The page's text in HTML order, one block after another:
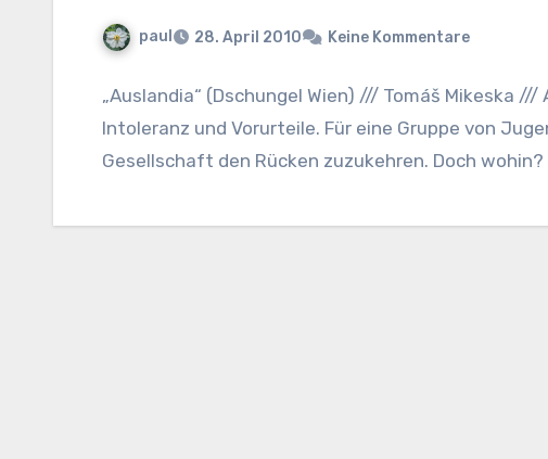
paul 28. April 2010 Keine Kommentare
„Auslandia“ (Dschungel Wien) /// Tomáš Mikeska
Intoleranz und Vorurteile. Für eine Gruppe von
Gesellschaft den Rücken zuzukehren. Doch wohin?